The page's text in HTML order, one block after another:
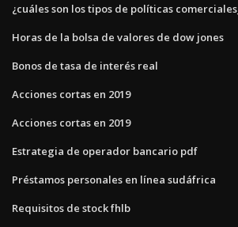
¿cuáles son los tipos de políticas comerciales_
Horas de la bolsa de valores de dow jones
Bonos de tasa de interés real
Acciones cortas en 2019
Acciones cortas en 2019
Estrategia de operador bancario pdf
Préstamos personales en línea sudáfrica
Requisitos de stock fhlb